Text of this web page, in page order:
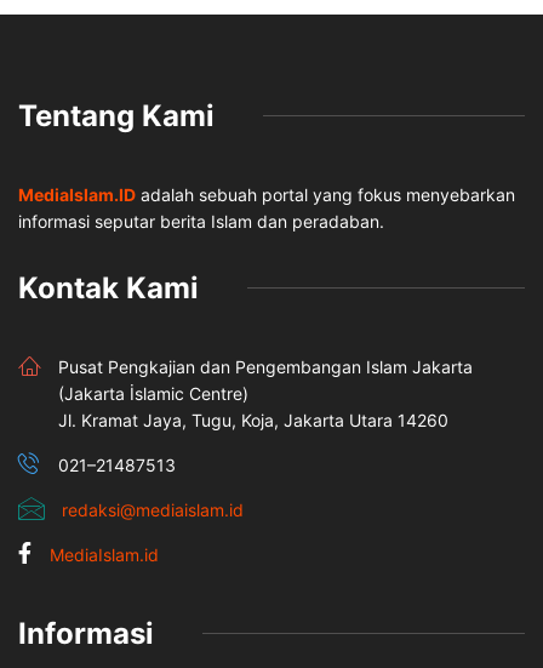
Tentang Kami
MediaIslam.ID adalah sebuah portal yang fokus menyebarkan
informasi seputar berita Islam dan peradaban.
Kontak Kami
Pusat Pengkajian dan Pengembangan Islam Jakarta
(Jakarta İslamic Centre)
Jl. Kramat Jaya, Tugu, Koja, Jakarta Utara 14260
021–21487513
redaksi@mediaislam.id
MediaIslam.id
Informasi